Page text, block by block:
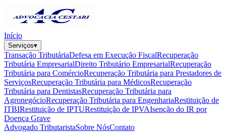
Início
Serviços▾
Transação TributáriaDefesa em Execução FiscalRecuperação
Tributária EmpresarialDireito Tributário EmpresarialRecuperação
Tributária para ComércioRecuperação Tributária para Prestadores de
ServiçosRecuperação Tributária para MédicosRecuperação
Tributária para DentistasRecuperação Tributária para
AgronegócioRecuperação Tributária para EngenhariaRestituição de
ITBIRestituição de IPTURestituição de IPVAIsenção do IR por
Doença Grave
Advogado TributaristaSobre NósContato